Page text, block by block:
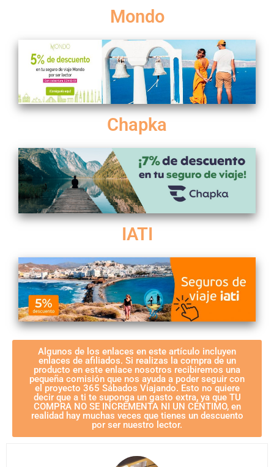
Mondo
Chapka
IATI
Algunos de los enlaces en este artículo incluyen
enlaces de afiliados. Si realizas la compra de un
producto en este enlace nosotros recibiremos una
pequeña comisión que nos ayuda a poder seguir con
el proyecto 365 Sábados Viajando. Esto no quiere
decir que a ti te suponga un gasto extra, ya que TU
COMPRA NO SE INCREMENTA NI UN CÉNTIMO, en
realidad hay muchas veces que tienes un descuento
por ser nuestro lector.